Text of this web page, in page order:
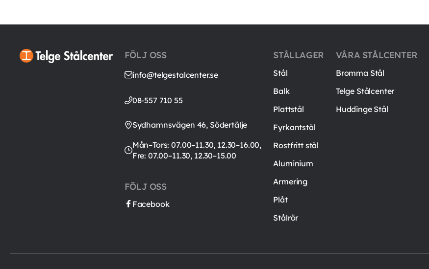
FÖLJ OSS
info@telgestalcenter.se
08-557 710 55
Sydhamnsvägen 46, Södertälje
Mån–Tors: 07.00–11.30, 12.30–16.00,
Fre: 07.00–11.30, 12.30–15.00
FÖLJ OSS
Facebook
STÅLLAGER
Stål
Balk
Plattstål
Fyrkantstål
Rostfritt stål
Aluminium
Armering
Plåt
Stålrör
VÅRA STÅLCENTER
Bromma Stål
Telge Stålcenter
Huddinge Stål